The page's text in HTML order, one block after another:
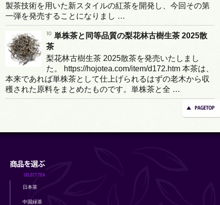
製茶技術を用いた新スタイルの紅茶を開発し、今回その第
一弾を発売することになりまし …
単株茶と同等品質の梨花林古樹生茶 2025散
茶
梨花林古樹生茶 2025散茶を発売いたしまし
た。 https://hojotea.com/item/d172.htm 本茶は、
本来であれば単株茶として仕上げられるはずの老木から収
穫された原料をまとめたものです。単株茶と全 …
日本茶
中国緑茶